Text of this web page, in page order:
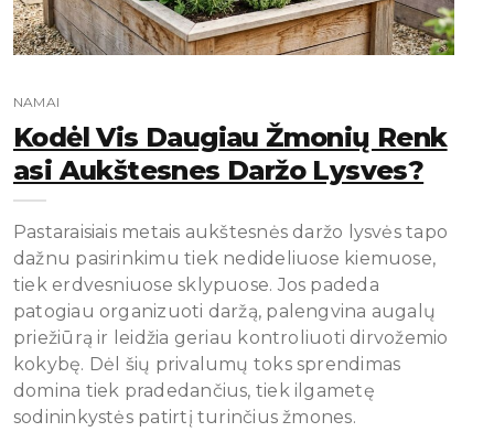
NAMAI
Kodėl Vis Daugiau Žmonių Renk
Asi Aukštesnes Daržo Lysves?
Pastaraisiais metais aukštesnės daržo lysvės tapo
dažnu pasirinkimu tiek nedideliuose kiemuose,
tiek erdvesniuose sklypuose. Jos padeda
patogiau organizuoti daržą, palengvina augalų
priežiūrą ir leidžia geriau kontroliuoti dirvožemio
kokybę. Dėl šių privalumų toks sprendimas
domina tiek pradedančius, tiek ilgametę
sodininkystės patirtį turinčius žmones.